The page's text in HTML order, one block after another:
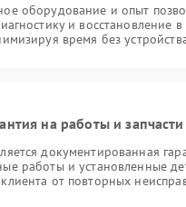
оборудование и опыт
и восстановление
время без
на работы и запчасти
документированная
работы и установленные
от повторных